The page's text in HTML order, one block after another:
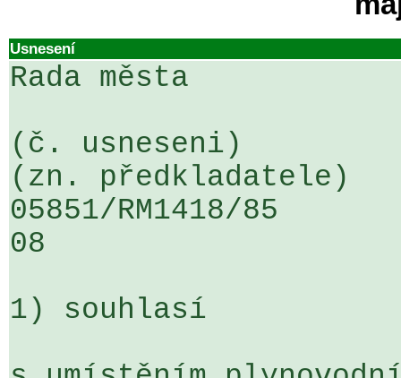
Usnesení
Rada města
(č. usneseni)
(zn. předkladatele)
05851/RM1418/
08
1) souhlasí